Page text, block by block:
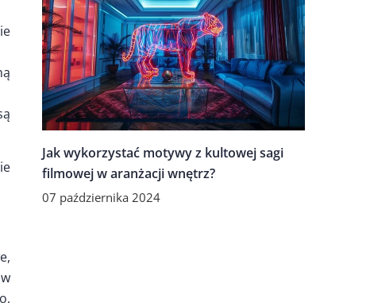
Jak wykorzystać motywy z kultowej sagi
filmowej w aranżacji wnętrz?
07 października 2024